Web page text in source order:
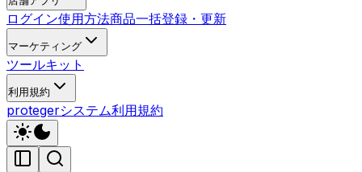
ログイン使用方法商品一括登録・更新
マーケティング
ツールキット
利用規約
protegerシステム利用規約